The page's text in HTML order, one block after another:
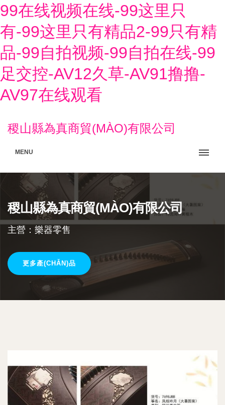
99在线视频在线-99这里只
有-99这里只有精品2-99只有精
品-99自拍视频-99自拍在线-99
足交控-AV12久草-AV91撸撸-
AV97在线观看
稷山縣為真商貿(MÀO)有限公司
MENU
稷山縣為真商貿(MÀO)有限公司
主營：樂器零售
更多產(CHǍN)品